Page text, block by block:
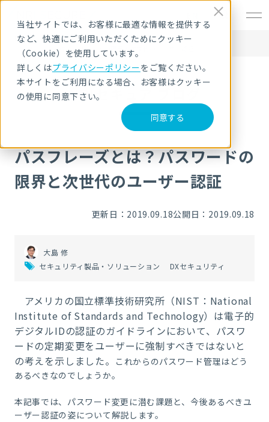
当社サイトでは、お客様に最適な情報を提供する
など、快適にご利用いただくためにクッキー
（Cookie）を使用しています。
詳しくはプライバシーポリシーをご覧ください。
本サイトをご利用になる場合、お客様はクッキー
の使用に同意下さい。
同意する
HOME
NRIセキュア ブログ
パスフレーズとは？パスワードの限界と次世代のユーザー認証
NRIセキュア ブログ
パスフレーズとは？パスワードの
限界と次世代のユーザー認証
更新日：2019.09.18公開日：2019.09.18
大島 修
セキュリティ製品・ソリューション
DXセキュリティ
アメリカの国立標準技術研究所（NIST：National
Institute of Standards and Technology）は電子的
デジタルIDの認証のガイドラインにおいて、パスワ
ードの定期変更をユーザーに強制すべきではないと
の考えを示しました。
これからのパスワード管理はどう
あるべきなのでしょうか。
本記事では、パスワード変更に潜む課題と、今後あるべきユ
ーザー認証の姿について解説します。